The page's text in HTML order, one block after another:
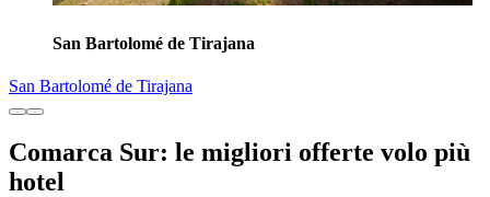
San Bartolomé de Tirajana
San Bartolomé de Tirajana
Comarca Sur: le migliori offerte volo più
hotel